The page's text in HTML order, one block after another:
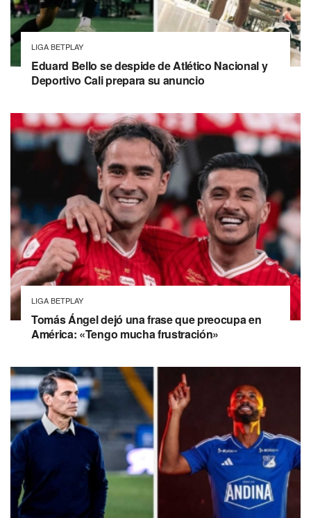
LIGA BETPLAY
Eduard Bello se despide de Atlético Nacional y
Deportivo Cali prepara su anuncio
LIGA BETPLAY
Tomás Ángel dejó una frase que preocupa en
América: «Tengo mucha frustración»